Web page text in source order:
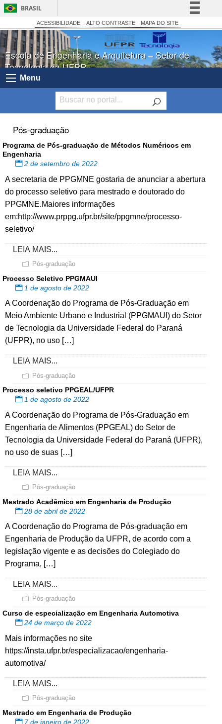
BRASIL
Simplifique!
Comunica BR
Participe
Acesso à informação
Canais
ACESSIBILIDADE ALTO CONTRASTE MAPA DO SITE
Escola de Engenharia e Arquitetura – Setor de
Tecnologia da UFPR
Menu
Pós-graduação
Programa de Pós-graduação de Métodos Numéricos em
Engenharia
2 de setembro de 2022
A secretaria de PPGMNE gostaria de anunciar a abertura
do processo seletivo para mestrado e doutorado do
PPGMNE.Maiores informações
em:http://www.prppg.ufpr.br/site/ppgmne/processo-
seletivo/
LEIA MAIS...
Pós-graduação
Processo Seletivo PPGMAUI
1 de agosto de 2022
A Coordenação do Programa de Pós-Graduação em
Meio Ambiente Urbano e Industrial (PPGMAUI) do Setor
de Tecnologia da Universidade Federal do Paraná
(UFPR), no uso […]
LEIA MAIS...
Pós-graduação
Processo seletivo PPGEAL/UFPR
1 de agosto de 2022
A Coordenação do Programa de Pós-Graduação em
Engenharia de Alimentos (PPGEAL) do Setor de
Tecnologia da Universidade Federal do Paraná (UFPR),
no uso de suas […]
LEIA MAIS...
Pós-graduação
Mestrado Acadêmico em Engenharia de Produção
28 de abril de 2022
A Coordenação do Programa de Pós-graduação em
Engenharia de Produção da UFPR, de acordo com a
legislação vigente e as decisões do Colegiado do
Programa, […]
LEIA MAIS...
Pós-graduação
Curso de especialização em Engenharia Automotiva
24 de março de 2022
Mais informações no site
https://insta.ufpr.br/especializacao/engenharia-
automotiva/
LEIA MAIS...
Pós-graduação
Mestrado em Engenharia de Produção
7 de janeiro de 2022